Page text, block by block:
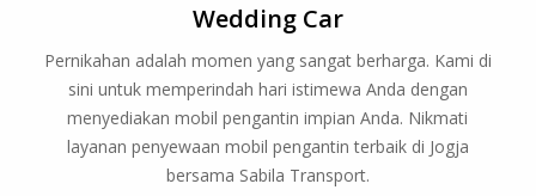
Wedding Car
Pernikahan adalah momen yang sangat berharga. Kami di
sini untuk memperindah hari istimewa Anda dengan
menyediakan mobil pengantin impian Anda. Nikmati
layanan penyewaan mobil pengantin terbaik di Jogja
bersama Sabila Transport.